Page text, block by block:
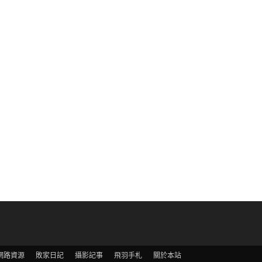
路資源 敗家日記 攝影記事 飛羽手札 關於本站